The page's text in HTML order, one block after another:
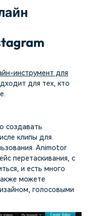
инструмент для
для тех, кто
создавать
клипы для
Animotor
перетаскивания, с
и есть много
можете
голосовыми